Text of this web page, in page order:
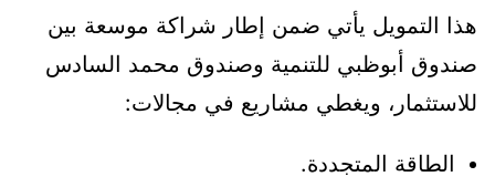
هذا التمويل يأتي ضمن إطار شراكة موسعة بين
صندوق أبوظبي للتنمية وصندوق محمد السادس
للاستثمار، ويغطي مشاريع في مجالات:
الطاقة المتجددة.